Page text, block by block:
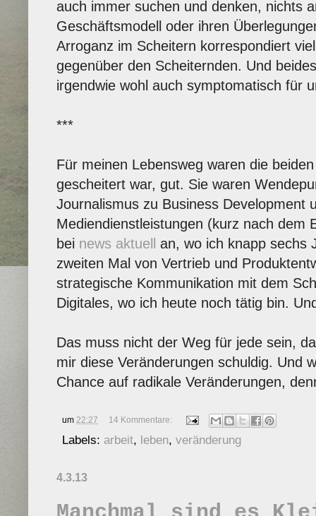
auch immer suchen und denken, nichts
Geschäftsmodell oder ihren
Arroganz im Scheitern korrespondiert
gegenüber den Scheiternden. Und
irgendwie wohl auch symptomatisch für
***
Für meinen Lebensweg waren die
gescheitert war, gut. Sie waren
Journalismus zu Business Development
Mediendienstleistungen (kurz nach dem
bei news aktuell
an, wo ich knapp sechs
zweiten Mal von Vertrieb und
strategische Kommunikation mit dem
Digitales, wo ich heute noch tätig bin.
Das muss nicht der Weg für jede sein,
mir diese Veränderungen schuldig. Und
Chance auf radikale Veränderungen,
um 22:27 14 Kommentare:
Labels: arbeit, leben, veränderung
4.3.13